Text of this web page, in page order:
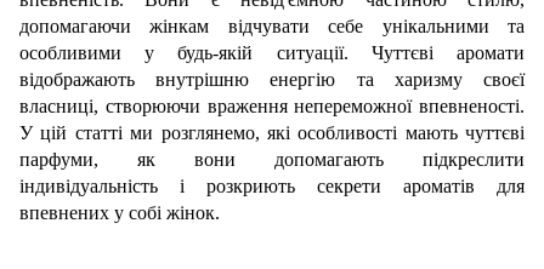
допомагаючи жінкам відчувати себе унікальними та
особливими у будь-якій ситуації. Чуттєві аромати
відображають внутрішню енергію та харизму своєї
власниці, створюючи враження непереможної впевненості.
У цій статті ми розглянемо, які особливості мають чуттєві
парфуми, як вони допомагають підкреслити
індивідуальність і розкриють секрети ароматів для
впевнених у собі жінок.